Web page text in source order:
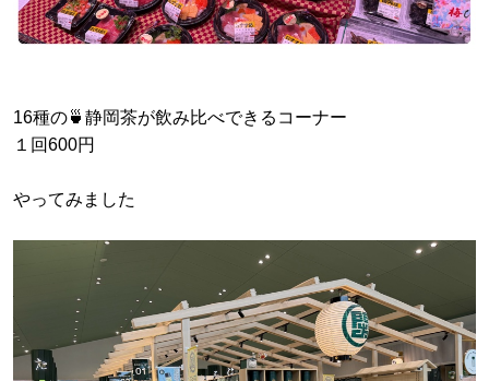
16種の🍵静岡茶が飲み比べできるコーナー
１回600円
やってみました